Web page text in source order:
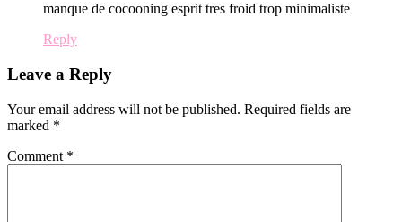
manque de cocooning esprit tres froid trop minimaliste
Reply
Leave a Reply
Your email address will not be published. Required fields are
marked *
Comment *